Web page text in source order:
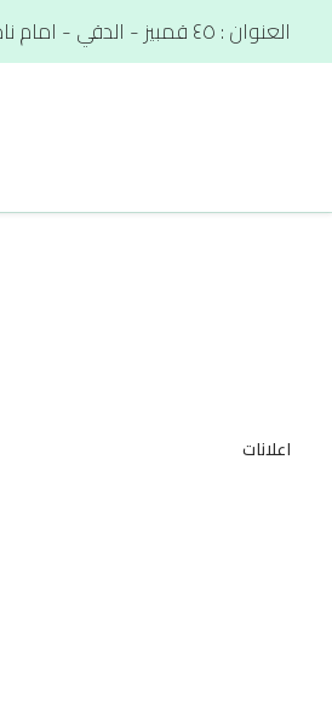
العنوان : ٤٥ قمبيز - الدقي - امام نادي الصيد - الاتصال علي رقم. : 01012566900
اعلانات